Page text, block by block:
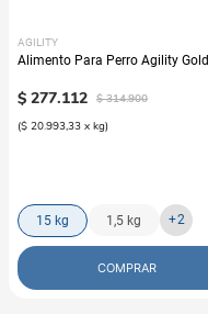
AGILITY
Alimento Para Perro Agility Gold
$ 277.112 $ 314.900
($ 20.993,33 x kg)
15 kg 1,5 kg +2
COMPRAR